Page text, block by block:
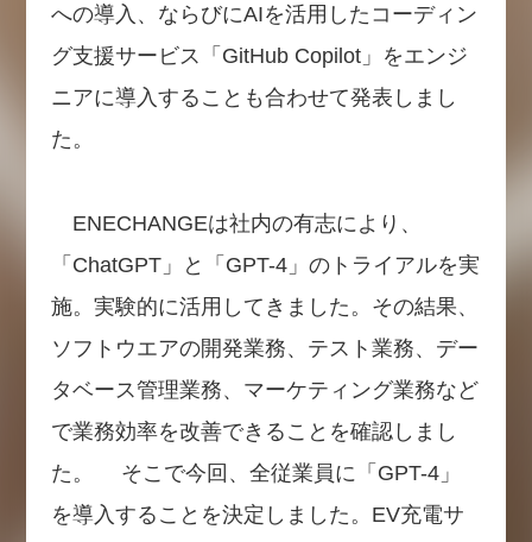
への導入、ならびにAIを活用したコーディン
グ支援サービス「GitHub Copilot」をエンジ
ニアに導入することも合わせて発表しまし
た。
ENECHANGEは社内の有志により、
「ChatGPT」と「GPT-4」のトライアルを実
施。実験的に活用してきました。その結果、
ソフトウエアの開発業務、テスト業務、デー
タベース管理業務、マーケティング業務など
で業務効率を改善できることを確認しまし
た。 そこで今回、全従業員に「GPT-4」
を導入することを決定しました。EV充電サ